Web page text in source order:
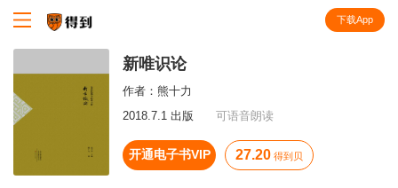
下载App
新唯识论
作者： 熊十力
2018.7.1 出版
可语音朗读
开通电子书VIP 27.20 得到贝